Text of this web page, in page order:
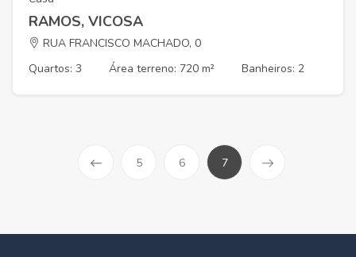
RAMOS, VICOSA
RUA FRANCISCO MACHADO, 0
Quartos: 3
Área terreno: 720 m² Banheiros: 2
5 6 7